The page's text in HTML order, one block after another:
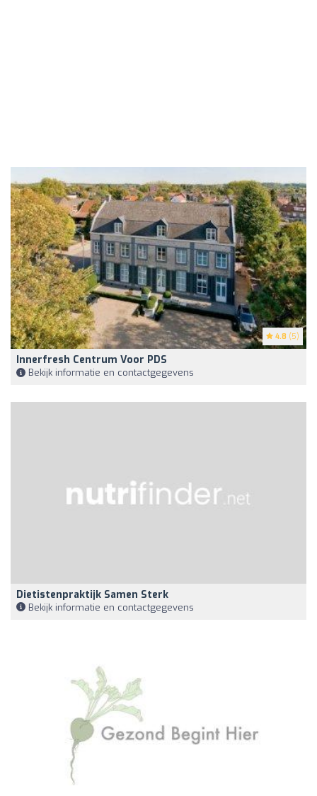
4.8 (5)
Innerfresh Centrum Voor PDS
Bekijk informatie en contactgegevens
Dietistenpraktijk Samen Sterk
Bekijk informatie en contactgegevens